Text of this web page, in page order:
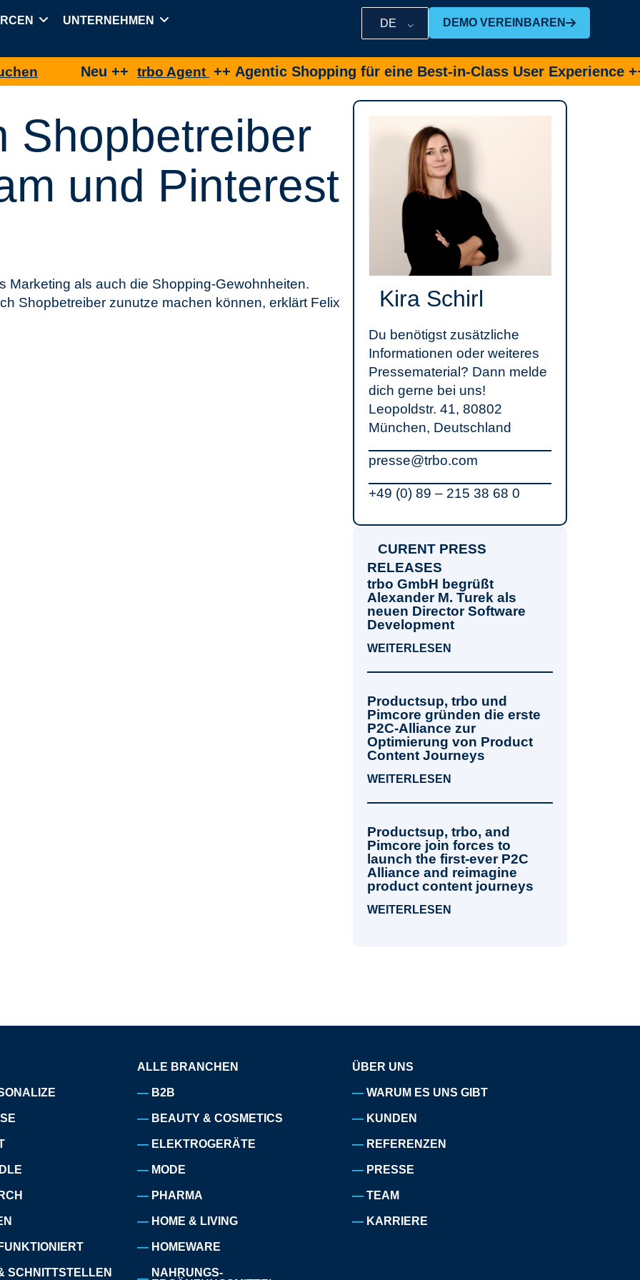
UNTERNEHMEN DE DEMO VEREINBAREN
Neu ++trbo Agent++ Agentic Shopping für eine Best-in-Class User Experience ++
Shopbetreiber
und Pinterest
Marketing als auch die Shopping-Gewohnheiten.
Shopbetreiber zunutze machen können, erklärt Felix
Kira Schirl
Du benötigst zusätzliche
Informationen oder weiteres
Pressematerial? Dann melde
dich gerne bei uns!
Leopoldstr. 41, 80802
München, Deutschland
presse@trbo.com
+49 (0) 89 – 215 38 68 0
CURENT PRESS
RELEASES
trbo GmbH begrüßt
Alexander M. Turek als
neuen Director Software
Development
WEITERLESEN
Productsup, trbo und
Pimcore gründen die erste
P2C-Alliance zur
Optimierung von Product
Content Journeys
WEITERLESEN
Productsup, trbo, and
Pimcore join forces to
launch the first-ever P2C
Alliance and reimagine
product content journeys
WEITERLESEN
SCHNITTSTELLEN
ALLE BRANCHEN
B2B
BEAUTY & COSMETICS
ELEKTROGERÄTE
MODE
PHARMA
HOME & LIVING
HOMEWARE
NAHRUNGS-
ÜBER UNS
WARUM ES UNS GIBT
KUNDEN
REFERENZEN
PRESSE
TEAM
KARRIERE